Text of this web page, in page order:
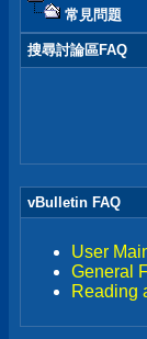
常見問題
搜尋討論區FAQ
vBulletin FAQ
User
General
Reading